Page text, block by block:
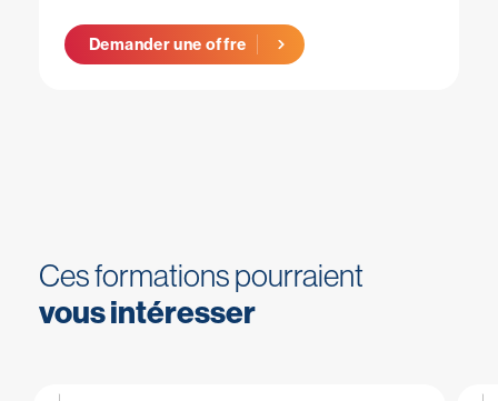
Demander une offre
Ces formations pourraient
vous intéresser